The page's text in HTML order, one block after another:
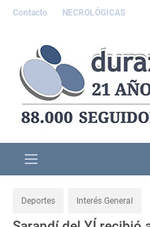
Contacto NECROLÓGICAS
Deportes Interés General